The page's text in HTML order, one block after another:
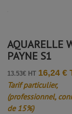
AQUARELLE
PAYNE S1
13.53€ HT 16,24 €
Tarif particulier,
(professionnel,
de 15%)